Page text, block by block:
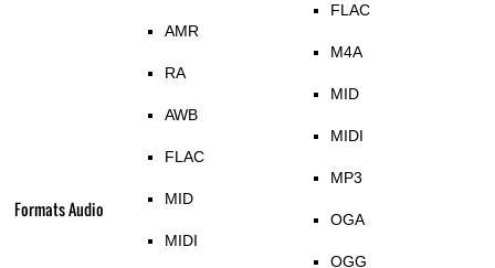
Formats Audio
AMR
RA
AWB
FLAC
MID
MIDI
FLAC
M4A
MID
MIDI
MP3
OGA
OGG